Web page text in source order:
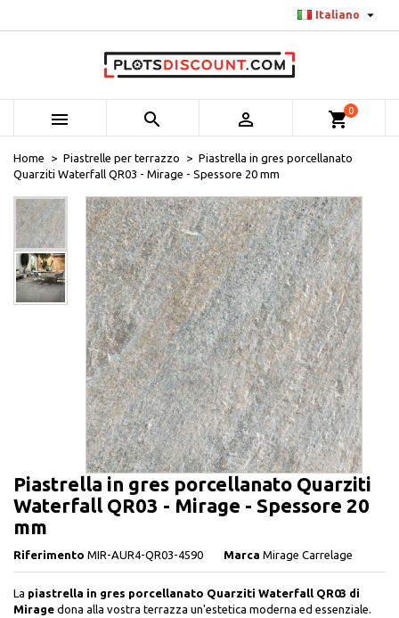
Italiano 
   shopping_cart0
Home Piastrelle per terrazzo
Piastrella in gres porcellanato
Quarziti Waterfall QR03 - Mirage - Spessore 20 mm
Piastrella in gres porcellanato Quarziti
Waterfall QR03 - Mirage - Spessore 20
mm
Riferimento MIR-AUR4-QR03-4590 Marca Mirage Carrelage
La piastrella in gres porcellanato Quarziti Waterfall QR03 di
Mirage dona alla vostra terrazza un'estetica moderna ed essenziale.